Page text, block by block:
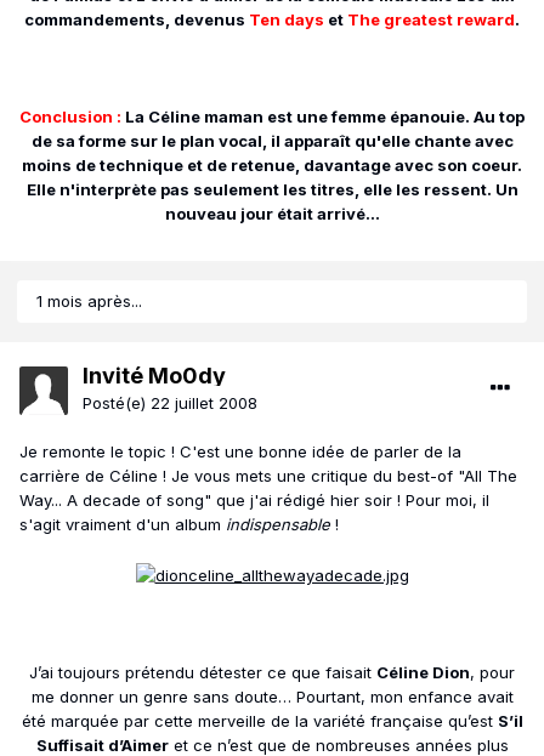
commandements, devenus Ten days et The greatest reward.
Conclusion : La Céline maman est une femme épanouie. Au top
de sa forme sur le plan vocal, il apparaît qu'elle chante avec
moins de technique et de retenue, davantage avec son coeur.
Elle n'interprète pas seulement les titres, elle les ressent. Un
nouveau jour était arrivé...
1 mois après...
Invité Mo0dy
Posté(e) 22 juillet 2008
Je remonte le topic ! C'est une bonne idée de parler de la
carrière de Céline ! Je vous mets une critique du best-of "All The
Way... A decade of song" que j'ai rédigé hier soir ! Pour moi, il
s'agit vraiment d'un album indispensable !
J’ai toujours prétendu détester ce que faisait Céline Dion, pour
me donner un genre sans doute… Pourtant, mon enfance avait
été marquée par cette merveille de la variété française qu’est S’il
Suffisait d’Aimeret ce n’est que de nombreuses années plus